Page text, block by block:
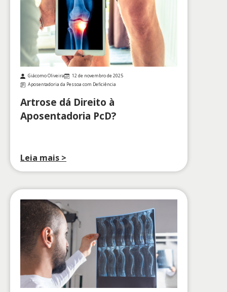
Giácomo Oliveira
12 de novembro de 2025
Aposentadoria da Pessoa com Deficiência
Artrose dá Direito à
Aposentadoria PcD?
Leia mais >